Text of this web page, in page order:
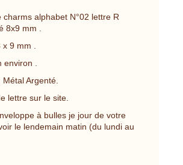
charms alphabet N°02 lettre R
8x9 mm .
9 mm .
.
Argenté.
lettre sur le site.
à bulles je jour de votre
le lendemain matin (du lundi au